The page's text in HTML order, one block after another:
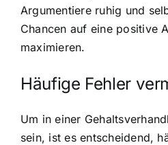
Argumentiere ruhig und
Chancen auf eine positive
maximieren.
Häufige Fehler
Um in einer
sein, ist es entscheidend,